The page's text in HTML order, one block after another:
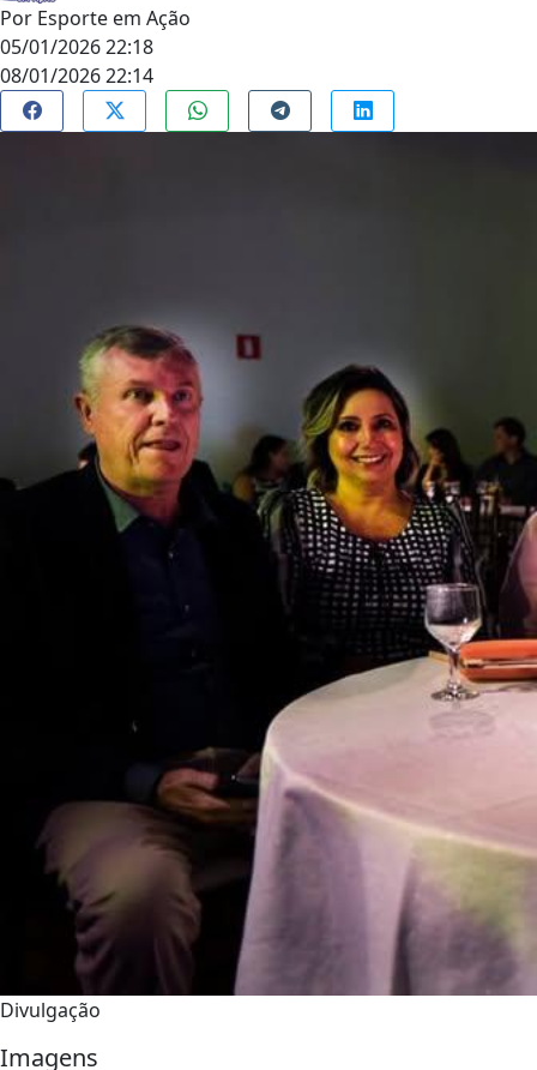
Por Esporte em Ação
05/01/2026 22:18
08/01/2026 22:14
Divulgação
Imagens